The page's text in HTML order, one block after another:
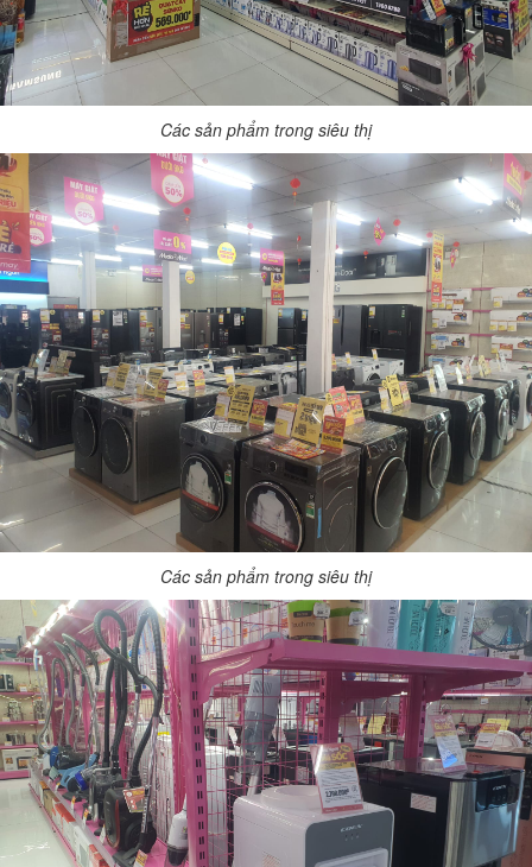
Các sản phẩm trong siêu thị
Các sản phẩm trong siêu thị